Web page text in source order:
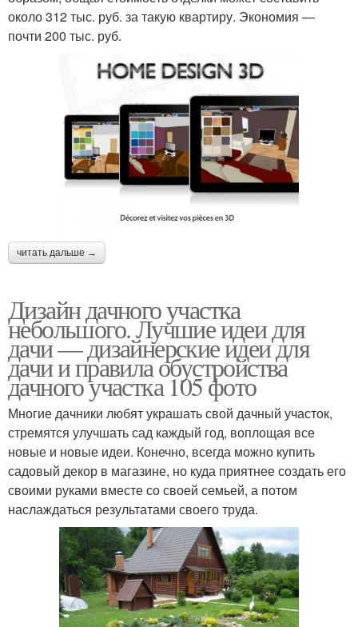
около 312 тыс. руб. за такую квартиру. Экономия —
почти 200 тыс. руб.
читать дальше →
Дизайн дачного участка
небольшого. Лучшие идеи для
дачи — дизайнерские идеи для
дачи и правила обустройства
дачного участка 105 фото
Многие дачники любят украшать свой дачный участок,
стремятся улучшать сад каждый год, воплощая все
новые и новые идеи. Конечно, всегда можно купить
садовый декор в магазине, но куда приятнее создать его
своими руками вместе со своей семьей, а потом
наслаждаться результатами своего труда.